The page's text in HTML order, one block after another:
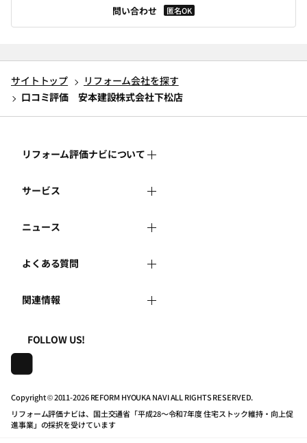
問い合わせ 匿名OK
サイトトップ
リフォーム会社を探す
口コミ評価 安本建設株式会社下松店
リフォーム評価ナビについて
リフォーム評価ナビとは
運営体制
はじめての方へ
事務局へのお問い合せ
地域の相談窓口のみなさまへ
住宅関連機関リンク集
サービス
リフォーム会社を探す
リフォーム事例を見る
リフォームを相談する
リフォームを学ぶ
マイページの活用
ニュース
新着情報
講習会・セミナー
連携機関・企業・団体トピックス
よくある質問
よくある質問
利用規約
プライバシーポリシー
動作推奨環境について
関連情報
一般財団法人住まいづくりナビセンター
株式会社日本建築住宅センター
FOLLOW US!
Copyright © 2011-2026 REFORM HYOUKA NAVI ALL RIGHTS RESERVED.
リフォーム評価ナビは、国土交通省「平成28～令和7年度 住宅ストック維持・向上促
進事業」の採択を受けています